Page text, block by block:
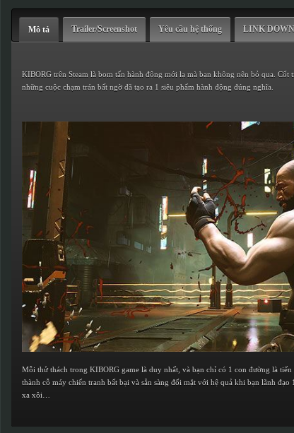
Mô tả Trailer/Screenshot Yêu cầu hệ thống LINK
KIBORG trên Steam là bom tấn hành động mới lạ mà bạn không nên bỏ qua.
những cuộc chạm trán bất ngờ đã tạo ra 1 siêu phẩm hành động đúng nghĩa.
Mỗi thử thách trong KIBORG game là duy nhất, và bạn chỉ có 1 con đường là
thành cỗ máy chiến tranh bất bại và sẵn sàng đối mặt với hệ quả khi bạn lãnh
xa xôi…